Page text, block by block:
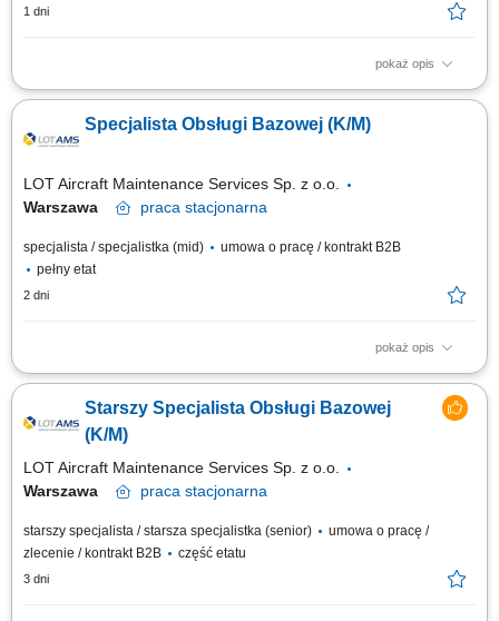
1 dni
pokaż opis
Zakres obowiązków: Obsługa mieszkańców: bezpośredni, telefoniczny i
zgłoszeń, udzielanie informacji oraz terminowe udzielanie odpowiedzi na
pisma. Praca w terenie i komisje: udział w komisjach odbiorowych i
Specjalista Obsługi Bazowej (K/M)
LOT Aircraft Maintenance Services Sp. z o.o.
Warszawa
praca stacjonarna
specjalista / specjalistka (mid)
umowa o pracę / kontrakt B2B
pełny etat
2 dni
pokaż opis
Zadania Nadzorowanie i rozpatrywanie zgłoszeń reklamacyjnych
lotniczych. Aktywne wspieranie zespołów odpowiedzialnych za
harmonogramowanie oraz nadzór nad przebiegiem obsługi bazowej.
Starszy Specjalista Obsługi Bazowej
(K/M)
LOT Aircraft Maintenance Services Sp. z o.o.
Warszawa
praca stacjonarna
starszy specjalista / starsza specjalistka (senior)
umowa o pracę /
zlecenie / kontrakt B2B
część etatu
3 dni